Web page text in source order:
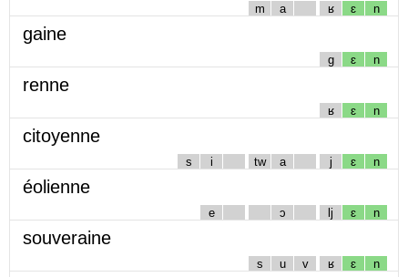
m a ʁ ɛ n
gaine
g ɛ n
renne
ʁ ɛ n
citoyenne
s i tw a j ɛ n
éolienne
e ɔ lj ɛ n
souveraine
s u v ʁ ɛ n